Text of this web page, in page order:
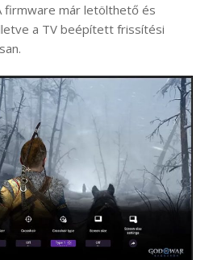
firmware már letölthető és
a TV beépített frissítési